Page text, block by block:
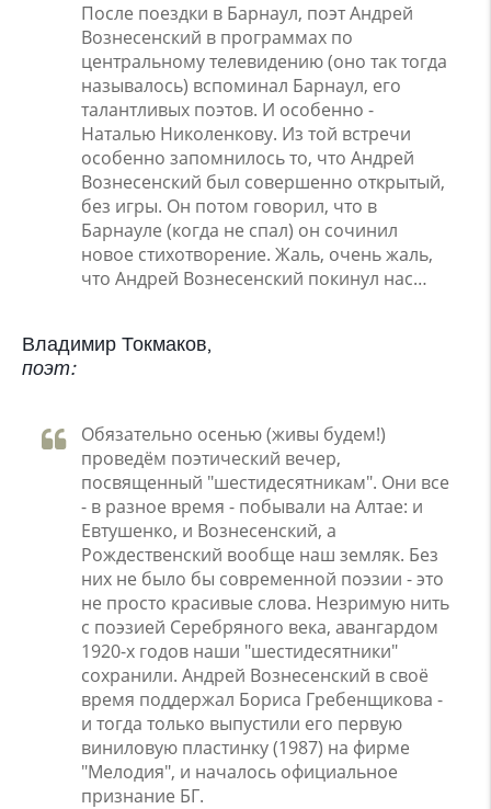
После поездки в Барнаул, поэт Андрей
Вознесенский в программах по
центральному телевидению (оно так тогда
называлось) вспоминал Барнаул, его
талантливых поэтов. И особенно -
Наталью Николенкову. Из той встречи
особенно запомнилось то, что Андрей
Вознесенский был совершенно открытый,
без игры. Он потом говорил, что в
Барнауле (когда не спал) он сочинил
новое стихотворение. Жаль, очень жаль,
что Андрей Вознесенский покинул нас…
Владимир Токмаков,
поэт:
Обязательно осенью (живы будем!)
проведём поэтический вечер,
посвященный "шестидесятникам". Они все
- в разное время - побывали на Алтае: и
Евтушенко, и Вознесенский, а
Рождественский вообще наш земляк. Без
них не было бы современной поэзии - это
не просто красивые слова. Незримую нить
с поэзией Серебряного века, авангардом
1920-х годов наши "шестидесятники"
сохранили. Андрей Вознесенский в своё
время поддержал Бориса Гребенщикова -
и тогда только выпустили его первую
виниловую пластинку (1987) на фирме
"Мелодия", и началось официальное
признание БГ.